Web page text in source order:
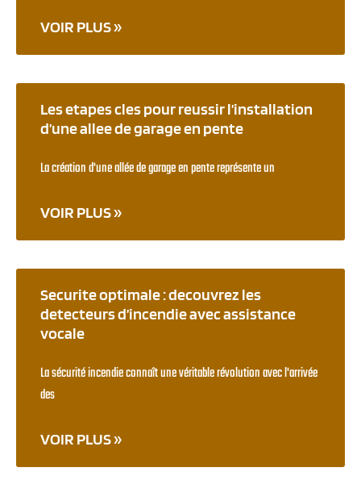
VOIR PLUS »
Les etapes cles pour reussir l’installation
d’une allee de garage en pente
La création d'une allée de garage en pente représente un
VOIR PLUS »
Securite optimale : decouvrez les
detecteurs d’incendie avec assistance
vocale
La sécurité incendie connaît une véritable révolution avec l'arrivée
des
VOIR PLUS »